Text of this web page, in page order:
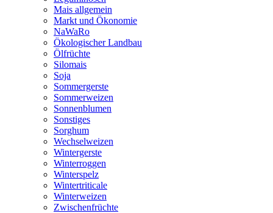
Mais allgemein
Markt und Ökonomie
NaWaRo
Ökologischer Landbau
Ölfrüchte
Silomais
Soja
Sommergerste
Sommerweizen
Sonnenblumen
Sonstiges
Sorghum
Wechselweizen
Wintergerste
Winterroggen
Winterspelz
Wintertriticale
Winterweizen
Zwischenfrüchte